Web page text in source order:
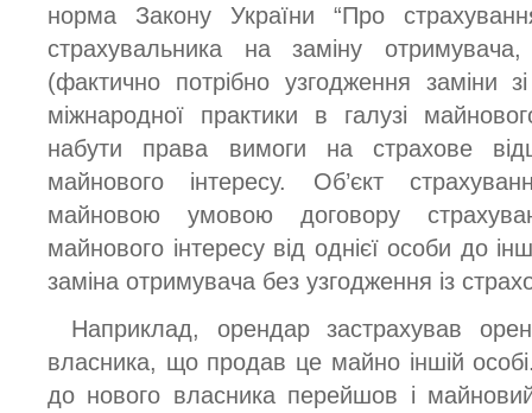
норма Закону України “Про
страхувальника на заміну
(фактично потрібно узгодження заміни
міжнародної практики в галузі
набути права вимоги на страхове
майнового інтересу. Об’єкт
майновою умовою договору
майнового інтересу від однієї особи до
заміна отримувача без узгодження із
Наприклад, орендар застрахував
власника, що продав це майно іншій
до нового власника перейшов і майновий